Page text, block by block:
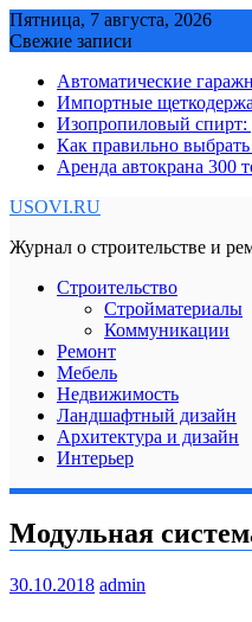
Skip
to
Пятница, 7 августа, 2026
Свежие записи
Автоматические
Импортные
Изопропиловый
Как правильно выбрать
Аренда автокрана 300
USOVI.RU
Журнал о строительстве и
Строительство
Стройматериалы
Коммуникации
Ремонт
Мебель
Недвижимость
Ландшафтный дизайн
Архитектура и дизайн
Интерьер
Модульная
30.10.2018 admin